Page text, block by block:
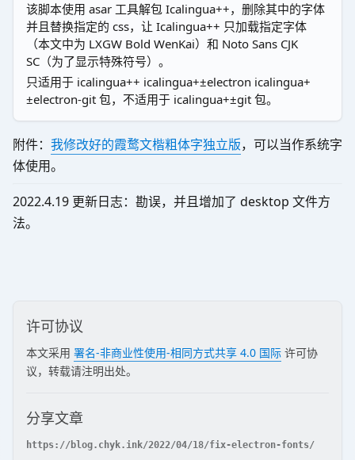
该脚本使用 asar 工具解包 Icalingua++，删除其中的字体
并且替换指定的 css，让 Icalingua++ 只加载指定字体
（本文中为 LXGW Bold WenKai）和 Noto Sans CJK
SC（为了显示特殊符号）。
只适用于 icalingua++ icalingua+±electron icalingua+
±electron-git 包，不适用于 icalingua+±git 包。
附件： 我修改好的霞鹜文楷粗体字独立版，可以当作系统字
体使用。
2022.4.19 更新日志：勘误，并且增加了 desktop 文件方
法。
许可协议
本文采用 署名-非商业性使用-相同方式共享 4.0 国际 许可协
议，转载请注明出处。
分享文章